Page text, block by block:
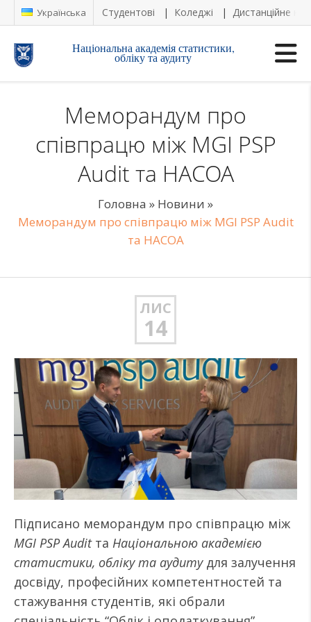
Українська Студентові Коледжі Дистанційне
Національна академія статистики,
обліку та аудиту
Меморандум про
співпрацю між MGI PSP
Audit та НАСОА
Головна » Новини »
Меморандум про співпрацю між MGI PSP Audit
та НАСОА
ЛИС
14
Підписано меморандум про співпрацю між
MGI PSP Auditта Національною академією
статистики, обліку та аудитудля залучення
досвіду, професійних компетентностей та
стажування студентів, які обрали